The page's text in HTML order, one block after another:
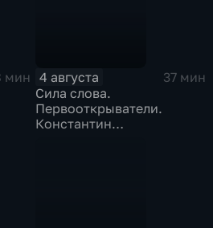
мин
4 августа
37 мин
Сила слова.
Первооткрыватели.
Константин